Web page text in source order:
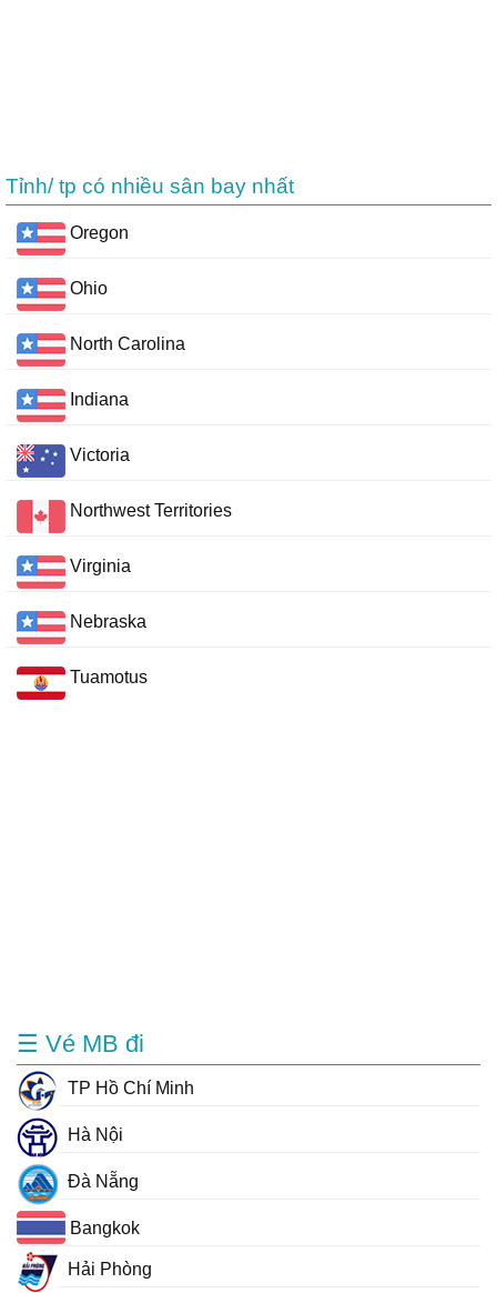
Tỉnh/ tp có nhiều sân bay nhất
Oregon
Ohio
North Carolina
Indiana
Victoria
Northwest Territories
Virginia
Nebraska
Tuamotus
☰ Vé MB đi
TP Hồ Chí Minh
Hà Nội
Đà Nẵng
Bangkok
Hải Phòng